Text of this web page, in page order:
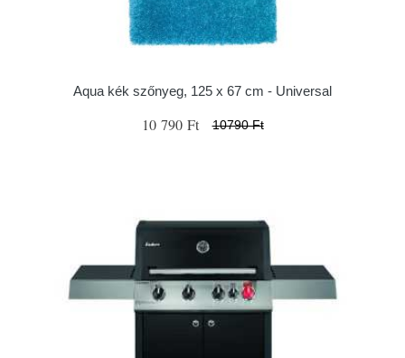
Aqua kék szőnyeg, 125 x 67 cm - Universal
10 790 Ft 10790 Ft